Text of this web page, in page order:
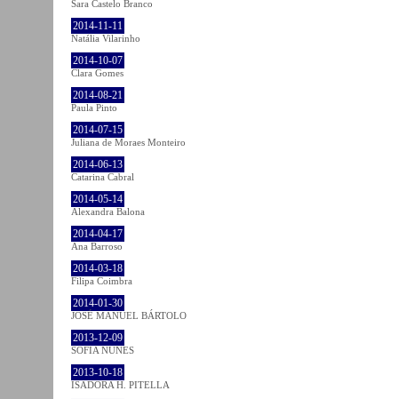
Sara Castelo Branco
2014-11-11
Natália Vilarinho
2014-10-07
Clara Gomes
2014-08-21
Paula Pinto
2014-07-15
Juliana de Moraes Monteiro
2014-06-13
Catarina Cabral
2014-05-14
Alexandra Balona
2014-04-17
Ana Barroso
2014-03-18
Filipa Coimbra
2014-01-30
JOSÉ MANUEL BÁRTOLO
2013-12-09
SOFIA NUNES
2013-10-18
ISADORA H. PITELLA